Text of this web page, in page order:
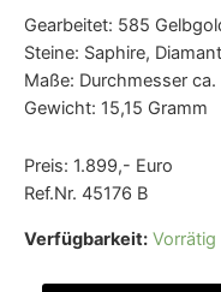
Gearbeitet: 585
Steine: Saphire,
Maße: Durchmesser
Gewicht: 15,15 Gramm
Preis: 1.899,- Euro
Ref.Nr. 45176 B
Verfügbarkeit: Vorrätig